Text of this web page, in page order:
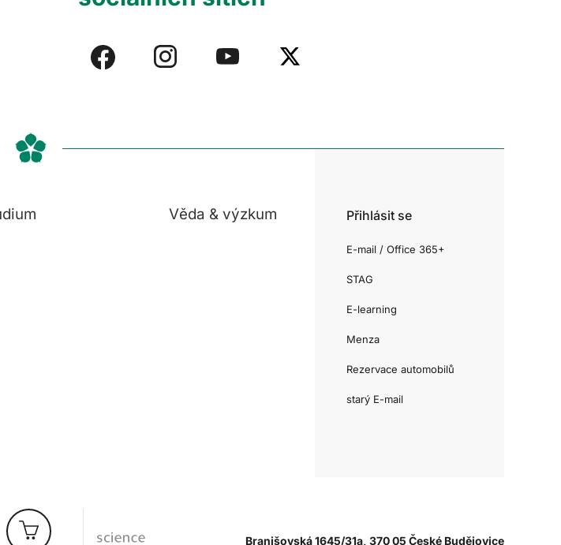
Věda & výzkum Přihlásit se
E-mail / Office 365+
STAG
E-learning
Menza
Rezervace automobilů
starý E-mail
Branišovská 1645/31a, 370 05 České Budějovice